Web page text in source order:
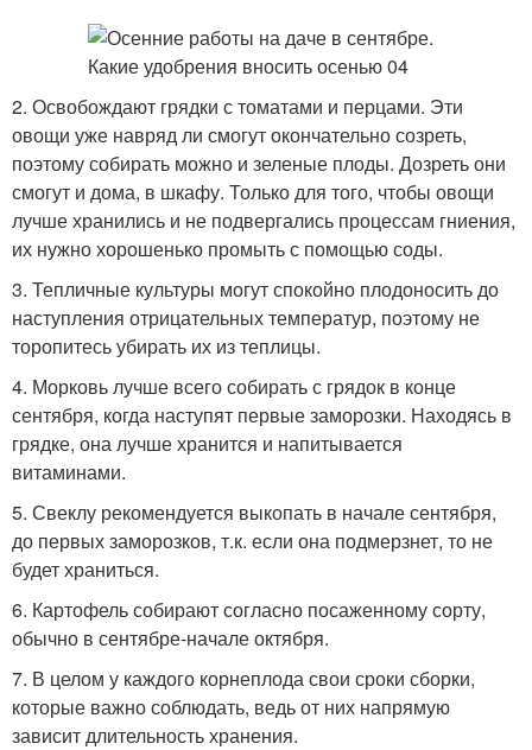
2. Освобождают грядки с томатами и перцами. Эти
овощи уже навряд ли смогут окончательно созреть,
поэтому собирать можно и зеленые плоды. Дозреть они
смогут и дома, в шкафу. Только для того, чтобы овощи
лучше хранились и не подвергались процессам гниения,
их нужно хорошенько промыть с помощью соды.
3. Тепличные культуры могут спокойно плодоносить до
наступления отрицательных температур, поэтому не
торопитесь убирать их из теплицы.
4. Морковь лучше всего собирать с грядок в конце
сентября, когда наступят первые заморозки. Находясь в
грядке, она лучше хранится и напитывается
витаминами.
5. Свеклу рекомендуется выкопать в начале сентября,
до первых заморозков, т.к. если она подмерзнет, то не
будет храниться.
6. Картофель собирают согласно посаженному сорту,
обычно в сентябре-начале октября.
7. В целом у каждого корнеплода свои сроки сборки,
которые важно соблюдать, ведь от них напрямую
зависит длительность хранения.